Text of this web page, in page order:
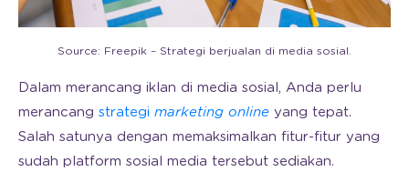
Source: Freepik – Strategi berjualan di media sosial.
Dalam merancang iklan di media sosial, Anda perlu
merancang strategi marketing online yang tepat.
Salah satunya dengan memaksimalkan fitur-fitur yang
sudah platform sosial media tersebut sediakan.